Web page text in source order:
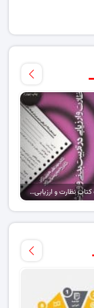
پاورپوینت کتاب نظارت و ارزیابی در تربیت بدنی و ورزش (تمام فصول)